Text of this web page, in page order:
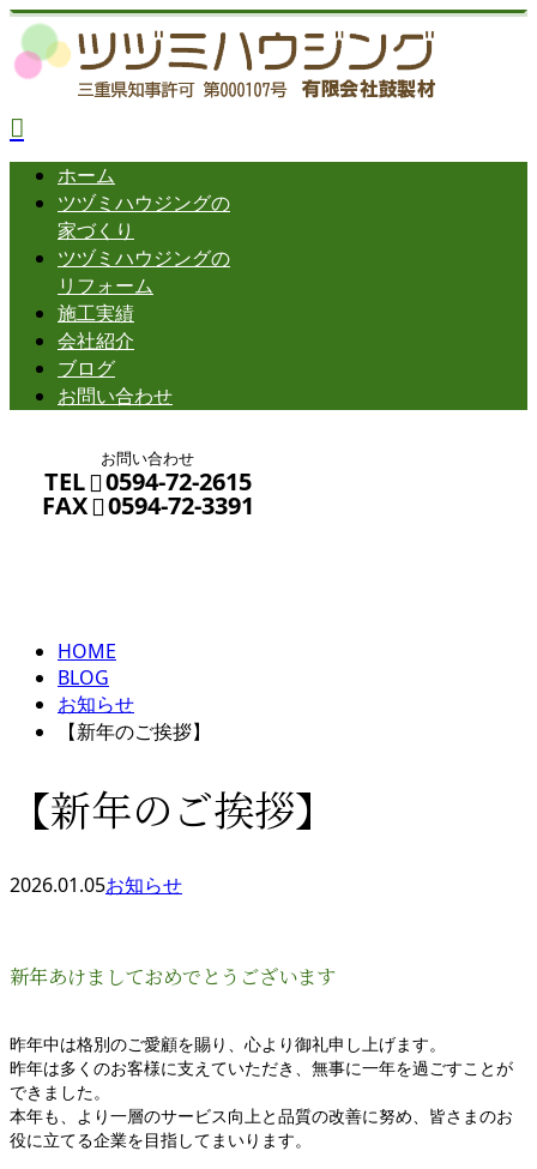
ホーム
ツヅミハウジングの
家づくり
ツヅミハウジングの
リフォーム
施工実績
会社紹介
ブログ
お問い合わせ
お問い合わせ
TEL 0594-72-2615
FAX 0594-72-3391
HOME
BLOG
お知らせ
【新年のご挨拶】
【新年のご挨拶】
2026.01.05お知らせ
新年あけましておめでとうございます
昨年中は格別のご愛顧を賜り、心より御礼申し上げます。
昨年は多くのお客様に支えていただき、無事に一年を過ごすことが
できました。
本年も、より一層のサービス向上と品質の改善に努め、皆さまのお
役に立てる企業を目指してまいります。